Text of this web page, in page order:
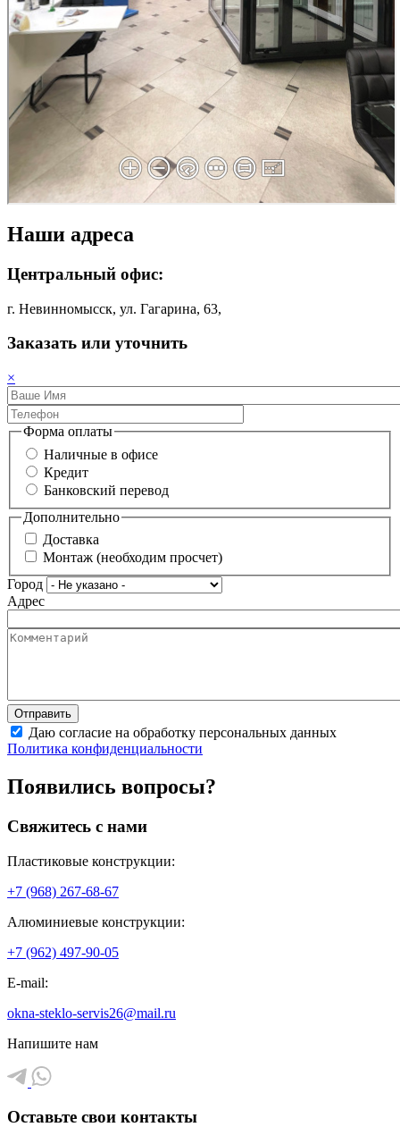
Наши адреса
Центральный офис:
г. Невинномысск, ул. Гагарина, 63,
Заказать или уточнить
×
Форма оплаты
Наличные в офисе
Кредит
Банковский перевод
Дополнительно
Доставка
Монтаж (необходим просчет)
Город
Адрес
Даю согласие на обработку персональных данных
Политика конфиденциальности
Появились вопросы?
Свяжитесь с нами
Пластиковые конструкции:
+7 (968) 267-68-67
Алюминиевые конструкции:
+7 (962) 497-90-05
E-mail:
okna-steklo-servis26@mail.ru
Напишите нам
Оставьте свои контакты